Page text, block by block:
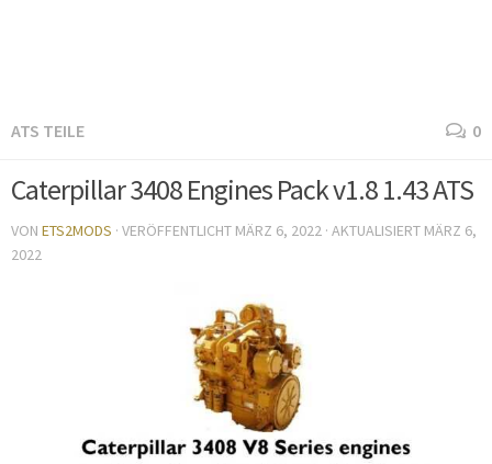
ATS TEILE 0
Caterpillar 3408 Engines Pack v1.8 1.43 ATS
VON ETS2MODS · VERÖFFENTLICHT MÄRZ 6, 2022 · AKTUALISIERT MÄRZ 6,
2022